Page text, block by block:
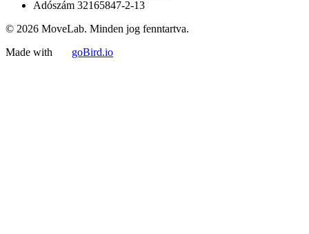
Adószám 32165847-2-13
© 2026 MoveLab. Minden jog fenntartva.
Made with
goBird.io